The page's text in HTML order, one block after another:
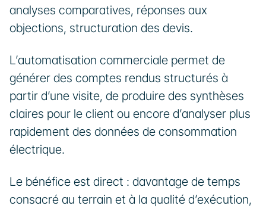
analyses comparatives, réponses aux
objections, structuration des devis.
L’automatisation commerciale permet de
générer des comptes rendus structurés à
partir d’une visite, de produire des synthèses
claires pour le client ou encore d’analyser plus
rapidement des données de consommation
électrique.
Le bénéfice est direct : davantage de temps
consacré au terrain et à la qualité d’exécution,